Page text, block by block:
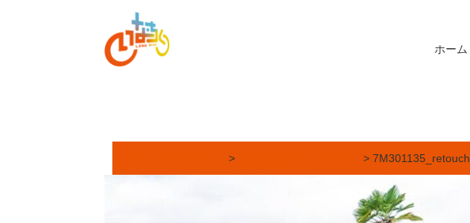
ホーム
> > 7M301135_retouch